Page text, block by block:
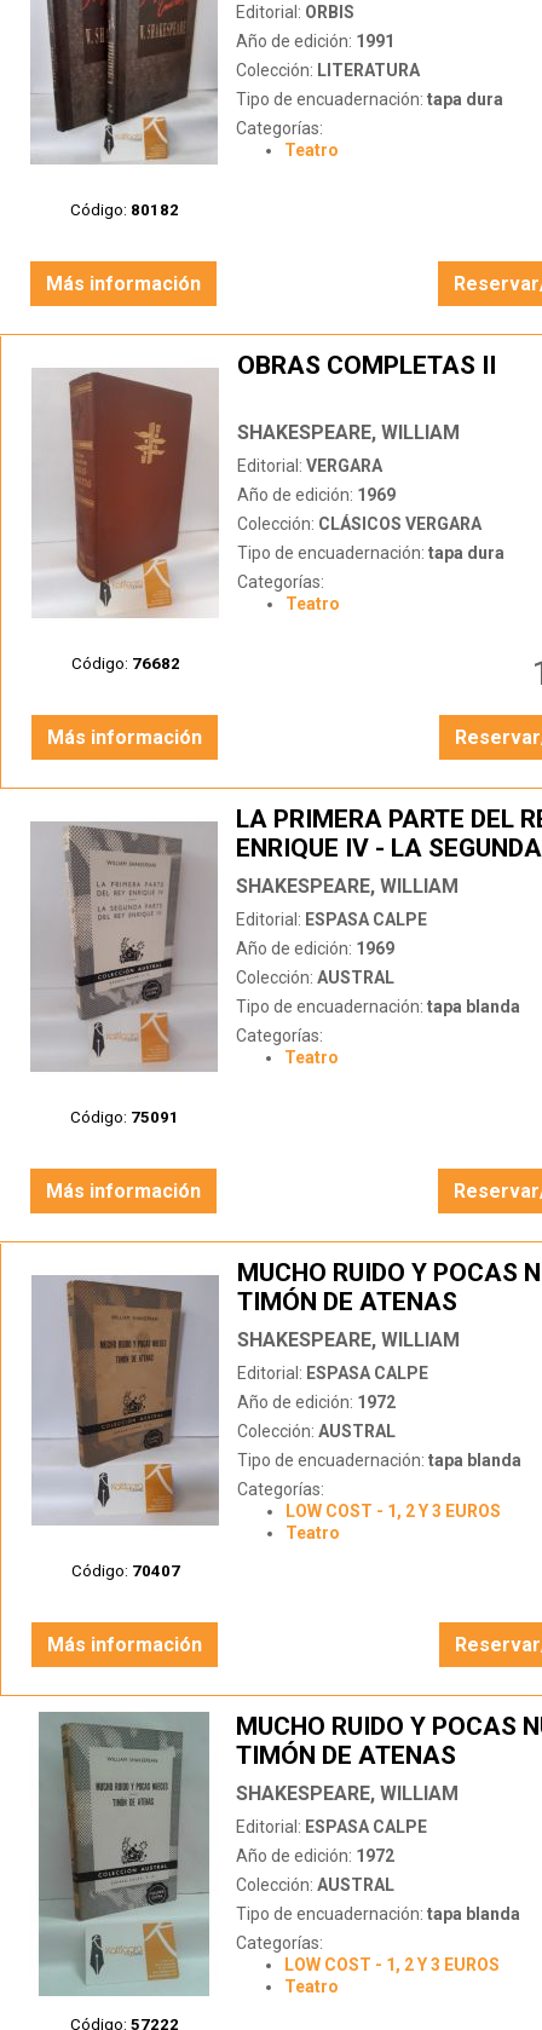
Código: 80182
Editorial: ORBIS
Año de edición: 1991
Colección: LITERATURA
Tipo de encuadernación: tapa dura
Categorías:
Teatro
Más información
Código: 76682
OBRAS COMPLETAS II
SHAKESPEARE, WILLIAM
Editorial: VERGARA
Año de edición: 1969
Colección: CLÁSICOS VERGARA
Tipo de encuadernación: tapa dura
Categorías:
Teatro
Más información
Código: 75091
LA PRIMERA PARTE DEL
ENRIQUE IV - LA
DEL REY ENRIQUE IV
SHAKESPEARE, WILLIAM
Editorial: ESPASA CALPE
Año de edición: 1969
Colección: AUSTRAL
Tipo de encuadernación: tapa blanda
Categorías:
Teatro
Más información
Código: 70407
MUCHO RUIDO Y POCAS
TIMÓN DE ATENAS
SHAKESPEARE, WILLIAM
Editorial: ESPASA CALPE
Año de edición: 1972
Colección: AUSTRAL
Tipo de encuadernación: tapa blanda
Categorías:
LOW COST - 1, 2 Y 3 EUROS
Teatro
Más información
Código: 57222
MUCHO RUIDO Y POCAS
TIMÓN DE ATENAS
SHAKESPEARE, WILLIAM
Editorial: ESPASA CALPE
Año de edición: 1972
Colección: AUSTRAL
Tipo de encuadernación: tapa blanda
Categorías:
LOW COST - 1, 2 Y 3 EUROS
Teatro